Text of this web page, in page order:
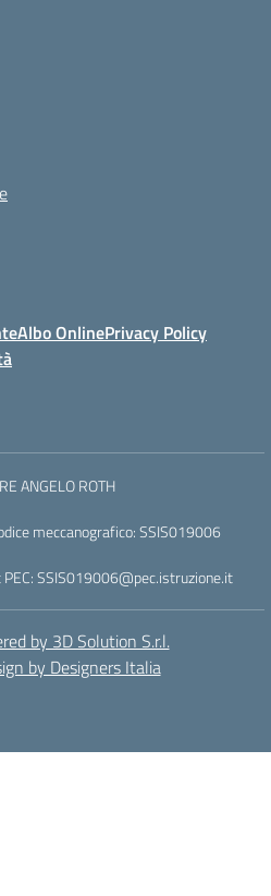
Albo OnlinePrivacy Policy
ANGELO ROTH
meccanografico: SSIS019006
SSIS019006@pec.istruzione.it
by 3D Solution S.r.l.
by Designers Italia